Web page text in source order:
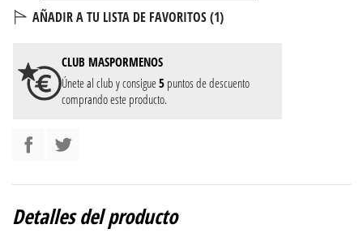
AÑADIR A TU LISTA DE FAVORITOS (1)
CLUB MASPORMENOS
Únete al club y consigue5 puntos de descuento
comprando este producto.
Detalles del producto